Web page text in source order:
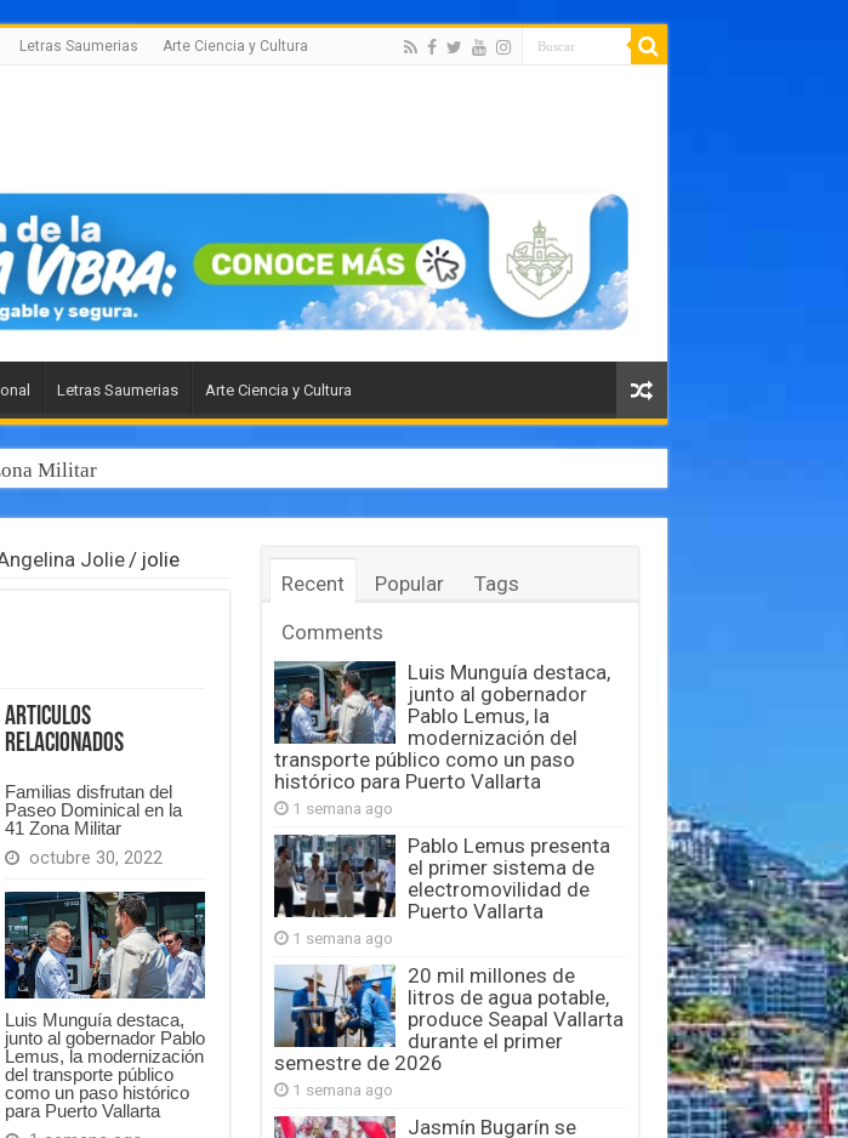
Letras Saumerias Arte Ciencia y Cultura
Letras Saumerias Arte Ciencia y Cultura
Militar
Jolie/ jolie
Articulos
Relacionados
Familias disfrutan del
Paseo Dominical en la
41 Zona Militar
octubre 30, 2022
Luis Munguía destaca,
junto al gobernador Pablo
Lemus, la modernización
del transporte público
como un paso histórico
para Puerto Vallarta
Recent Popular
Tags
Comments
Luis Munguía destaca,
junto al gobernador
Pablo Lemus, la
modernización del
transporte público como un paso
histórico para Puerto Vallarta
1 semana ago
Pablo Lemus presenta
el primer sistema de
electromovilidad de
Puerto Vallarta
1 semana ago
20 mil millones de
litros de agua potable,
produce Seapal Vallarta
durante el primer
semestre de 2026
1 semana ago
Jasmín Bugarín se